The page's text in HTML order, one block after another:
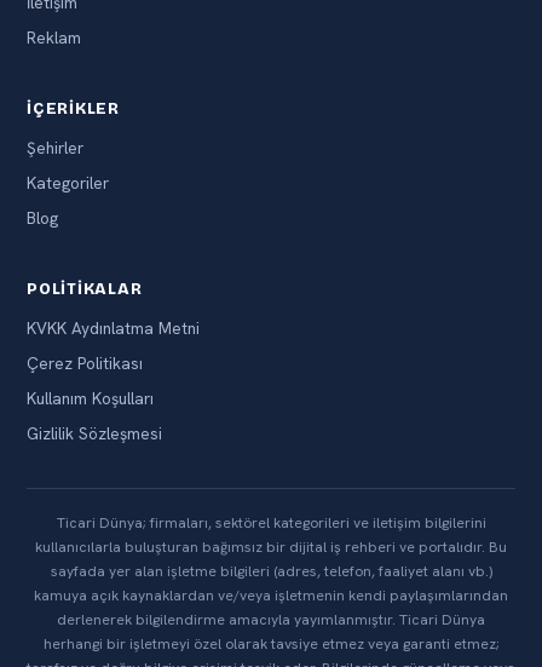
Reklam
İÇERIKLER
Şehirler
Kategoriler
Blog
POLITIKALAR
KVKK Aydınlatma Metni
Çerez Politikası
Kullanım Koşulları
Gizlilik Sözleşmesi
Ticari Dünya; firmaları, sektörel kategorileri ve iletişim bilgilerini
kullanıcılarla buluşturan bağımsız bir dijital iş rehberi ve portalıdır. Bu
sayfada yer alan işletme bilgileri (adres, telefon, faaliyet alanı vb.)
kamuya açık kaynaklardan ve/veya işletmenin kendi paylaşımlarından
derlenerek bilgilendirme amacıyla yayımlanmıştır. Ticari Dünya
herhangi bir işletmeyi özel olarak tavsiye etmez veya garanti etmez;